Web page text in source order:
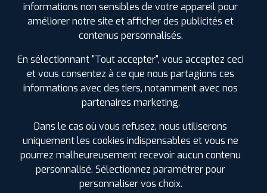
LES GARAGES PROFIL PLUS
DANS LES VILLES À PROXIMITÉ
Agen (47)
Aussonne (31)
Beauzelle (31)
Bon-Encontre (47)
Boé (47)
Castelginest (31)
informations non sensibles de votre appareil pour
améliorer notre site et afficher des publicités et
contenus personnalisés.
En sélectionnant "Tout accepter", vous acceptez ceci
et vous consentez à ce que nous partagions ces
informations avec des tiers, notamment avec nos
partenaires marketing.
Dans le cas où vous refusez, nous utiliserons
uniquement les cookies indispensables et vous ne
pourrez malheureusement recevoir aucun contenu
personnalisé. Sélectionnez paramétrer pour
personnaliser vos choix.